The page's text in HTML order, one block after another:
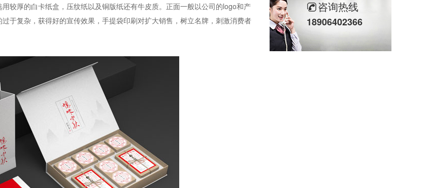
较厚的白卡纸盒，压纹纸以及铜版纸还有牛皮质。正面一般以公司的logo和产
于复杂，获得好的宣传效果，手提袋印刷对扩大销售，树立名牌，刺激消费者
咨询热线
18906402366